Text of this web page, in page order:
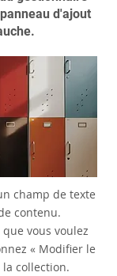
d'ajout
champ de texte
contenu.
vous voulez
« Modifier le
collection.